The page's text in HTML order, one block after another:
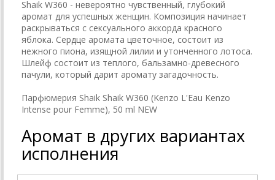
Shaik W360 - невероятно чувственный, глубокий
аромат для успешных женщин. Композиция начинает
раскрываться с сексуального аккорда красного
яблока. Сердце аромата цветочное, состоит из
нежного пиона, изящной лилии и утонченного лотоса.
Шлейф состоит из теплого, бальзамно-древесного
пачули, который дарит аромату загадочность.
Парфюмерия Shaik Shaik W360 (Kenzo L'Eau Kenzo
Intense pour Femme), 50 ml NEW
Аромат в других вариантах
исполнения